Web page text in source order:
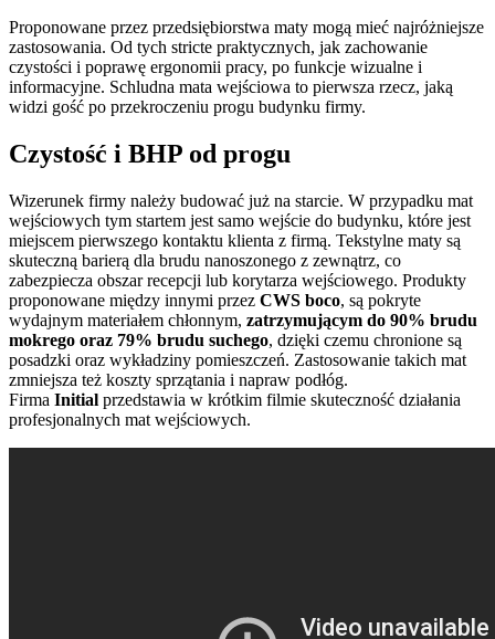
Proponowane przez przedsiębiorstwa maty mogą mieć najróżniejsze
zastosowania. Od tych stricte praktycznych, jak zachowanie
czystości i poprawę ergonomii pracy, po funkcje wizualne i
informacyjne. Schludna mata wejściowa to pierwsza rzecz, jaką
widzi gość po przekroczeniu progu budynku firmy.
Czystość i BHP od progu
Wizerunek firmy należy budować już na starcie. W przypadku mat
wejściowych tym startem jest samo wejście do budynku, które jest
miejscem pierwszego kontaktu klienta z firmą. Tekstylne maty są
skuteczną barierą dla brudu nanoszonego z zewnątrz, co
zabezpiecza obszar recepcji lub korytarza wejściowego. Produkty
proponowane między innymi przez CWS boco, są pokryte
wydajnym materiałem chłonnym, zatrzymującym do 90% brudu
mokrego oraz 79% brudu suchego, dzięki czemu chronione są
posadzki oraz wykładziny pomieszczeń. Zastosowanie takich mat
zmniejsza też koszty sprzątania i napraw podłóg.
Firma Initial przedstawia w krótkim filmie skuteczność działania
profesjonalnych mat wejściowych.